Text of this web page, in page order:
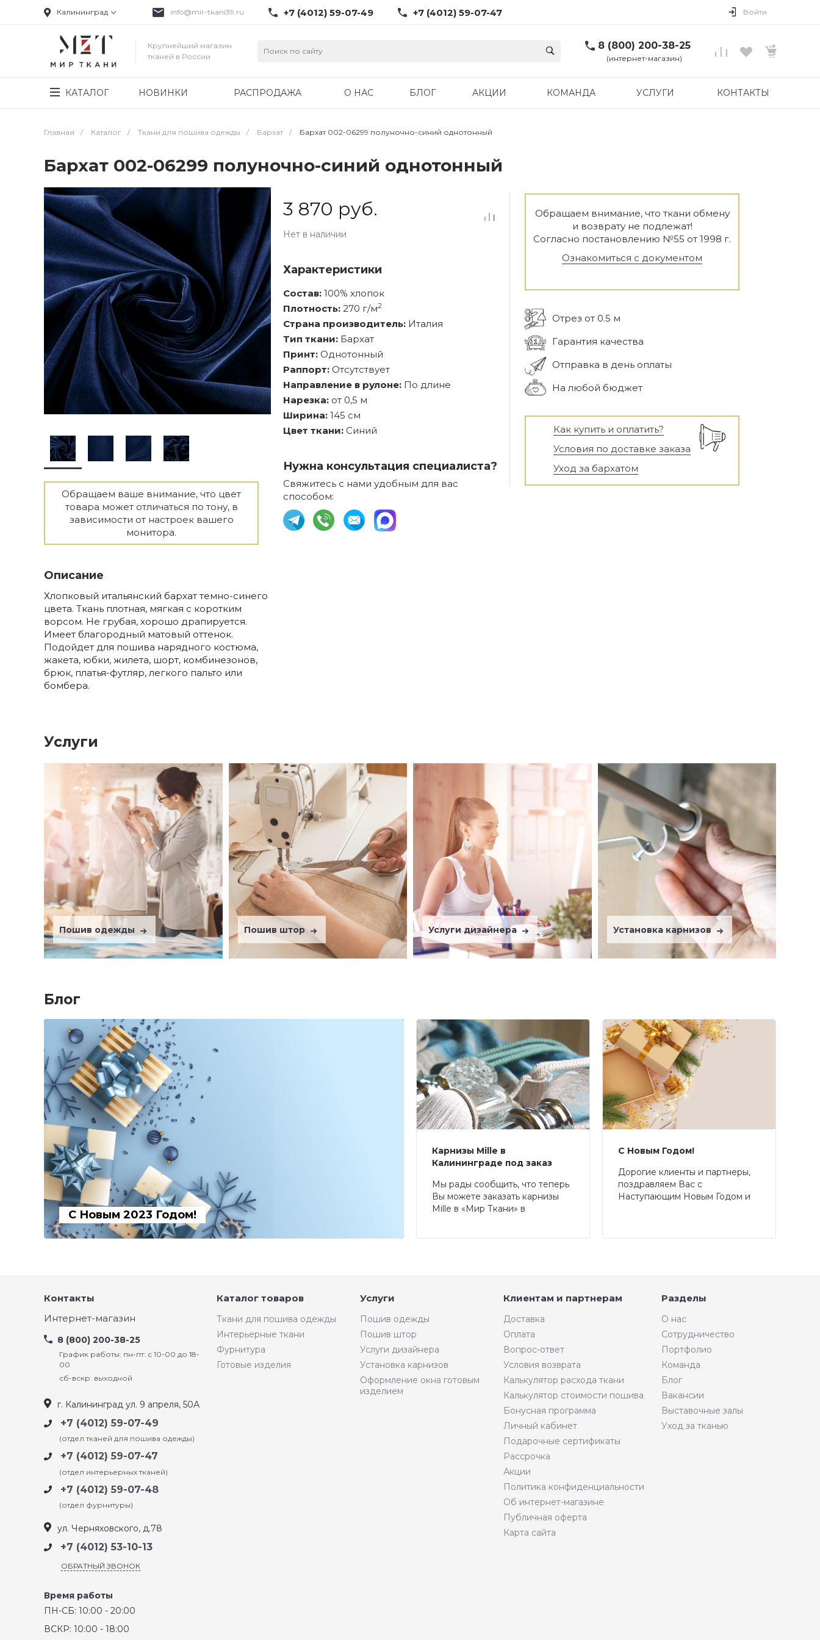
Калининград info@mir-tkani39.ru +7 (4012) 59-07-49 +7 (4012) 59-07-47 Войти
Крупнейший магазин
тканей в России
8 (800) 200-38-25
(интернет-магазин)
КАТАЛОГ НОВИНКИ РАСПРОДАЖА О НАС БЛОГ АКЦИИ КОМАНДА УСЛУГИ КОНТАКТЫ
Главная / Каталог / Ткани для пошива одежды / Бархат / Бархат 002-06299 полуночно-синий однотонный
Бархат 002-06299 полуночно-синий однотонный
Обращаем ваше внимание, что цвет
товара может отличаться по тону, в
зависимости от настроек вашего
монитора.
Описание
Хлопковый итальянский бархат темно-синего
цвета. Ткань плотная, мягкая с коротким
ворсом. Не грубая, хорошо драпируется.
Имеет благородный матовый оттенок.
Подойдет для пошива нарядного костюма,
жакета, юбки, жилета, шорт, комбинезонов,
брюк, платья-футляр, легкого пальто или
бомбера.
3 870 руб.
Нет в наличии
Характеристики
Состав: 100% хлопок
Плотность: 270 г/м2
Страна производитель: Италия
Тип ткани: Бархат
Принт: Однотонный
Раппорт: Отсутствует
Направление в рулоне: По длине
Нарезка: от 0,5 м
Ширина: 145 см
Цвет ткани: Синий
Нужна консультация специалиста?
Свяжитесь с нами удобным для вас
способом:
Обращаем внимание, что ткани обмену
и возврату не подлежат!
Согласно постановлению №55 от 1998 г.
Ознакомиться с документом
Отрез от 0.5 м
Гарантия качества
Отправка в день оплаты
На любой бюджет
Как купить и оплатить?
Условия по доставке заказа
Уход за бархатом
Услуги
Пошив одежды Пошив штор Услуги дизайнера Установка карнизов
Блог
С Новым 2023 Годом!
Карнизы Mille в
Калининграде под заказ
Мы рады сообщить, что теперь
Вы можете заказать карнизы
Mille в «Мир Ткани» в
С Новым Годом!
Дорогие клиенты и партнеры,
поздравляем Вас с
Наступающим Новым Годом и
Контакты
Интернет-магазин
8 (800) 200-38-25
График работы: пн-пт: с 10-00 до 18-
00
сб-вскр: выходной
г. Калининград ул. 9 апреля, 50А
+7 (4012) 59-07-49
(отдел тканей для пошива одежды)
+7 (4012) 59-07-47
(отдел интерьерных тканей)
+7 (4012) 59-07-48
(отдел фурнитуры)
ул. Черняховского, д.78
+7 (4012) 53-10-13
ОБРАТНЫЙ ЗВОНОК
Время работы
ПН-СБ: 10:00 - 20:00
ВСКР: 10:00 - 18:00
Каталог товаров
Ткани для пошива одежды
Интерьерные ткани
Фурнитура
Готовые изделия
Услуги
Пошив одежды
Пошив штор
Услуги дизайнера
Установка карнизов
Оформление окна готовым
изделием
Клиентам и партнерам
Доставка
Оплата
Вопрос-ответ
Условия возврата
Калькулятор расхода ткани
Калькулятор стоимости пошива
Бонусная программа
Личный кабинет
Подарочные сертификаты
Рассрочка
Акции
Политика конфиденциальности
Об интернет-магазине
Публичная оферта
Карта сайта
Разделы
О нас
Сотрудничество
Портфолио
Команда
Блог
Вакансии
Выставочные залы
Уход за тканью